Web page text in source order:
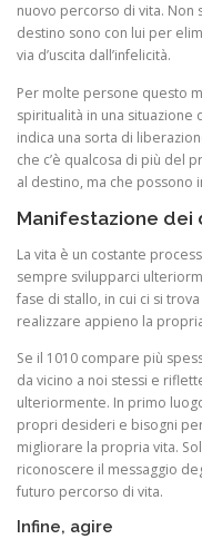
nuovo percorso di vita. Non
destino sono con lui per
via d’uscita dall’infelicità.
Per molte persone questo
spiritualità in una situazione
indica una sorta di
che c’è qualcosa di più del
al destino, ma che
Manifestazione dei
La vita è un costante
sempre svilupparci
fase di stallo, in cui ci si
realizzare appieno la
Se il 1010 compare più
da vicino a noi stessi e
ulteriormente. In primo
propri desideri e bisogni
migliorare la propria vita.
riconoscere il messaggio
futuro percorso di vita.
Infine, agire